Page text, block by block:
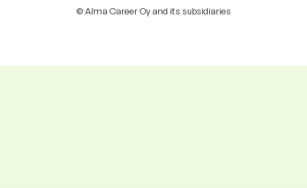
© Alma Career Oy and its subsidiaries